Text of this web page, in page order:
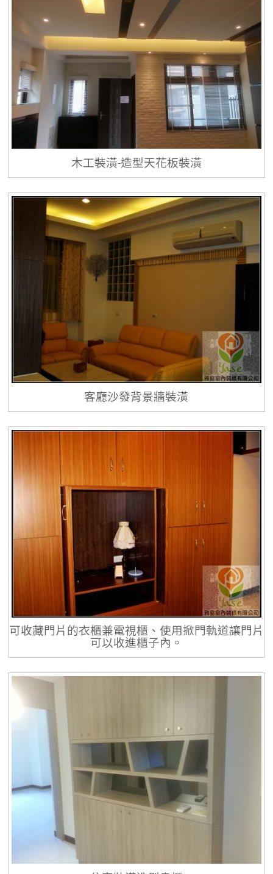
木工裝潢-造型天花板裝潢
客廳沙發背景牆裝潢
可收藏門片的衣櫃兼電視櫃、使用掀門軌道讓門片
可以收進櫃子內。